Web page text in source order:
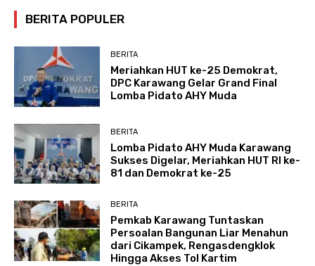
BERITA POPULER
BERITA
Meriahkan HUT ke-25 Demokrat,
DPC Karawang Gelar Grand Final
Lomba Pidato AHY Muda
BERITA
Lomba Pidato AHY Muda Karawang
Sukses Digelar, Meriahkan HUT RI ke-
81 dan Demokrat ke-25
BERITA
Pemkab Karawang Tuntaskan
Persoalan Bangunan Liar Menahun
dari Cikampek, Rengasdengklok
Hingga Akses Tol Kartim